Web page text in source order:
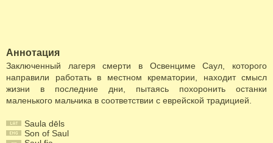
Аннотация
Заключенный лагеря смерти в Освенциме Саул, которого
направили работать в местном крематории, находит смысл
жизни в последние дни, пытаясь похоронить останки
маленького мальчика в соответствии с еврейской традицией.
Saula dēls
Son of Saul